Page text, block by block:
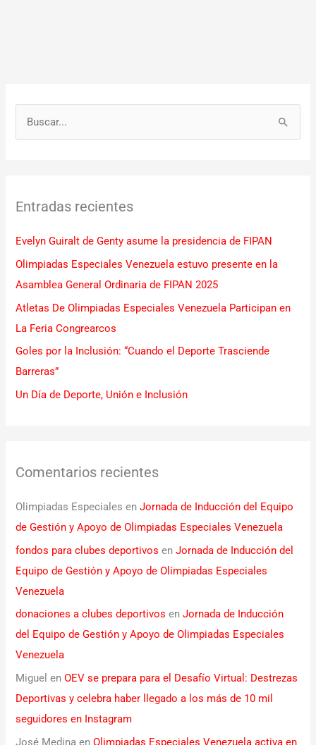
a
p
o
r
:
Entradas recientes
Evelyn Guiralt de Genty asume la presidencia de FIPAN
Olimpiadas Especiales Venezuela estuvo presente en la
Asamblea General Ordinaria de FIPAN 2025
Atletas De Olimpiadas Especiales Venezuela Participan en
La Feria Congrearcos
Goles por la Inclusión: “Cuando el Deporte Trasciende
Barreras”
Un Día de Deporte, Unión e Inclusión
Comentarios recientes
Olimpiadas Especiales enJornada de Inducción del Equipo
de Gestión y Apoyo de Olimpiadas Especiales Venezuela
fondos para clubes deportivos enJornada de Inducción del
Equipo de Gestión y Apoyo de Olimpiadas Especiales
Venezuela
donaciones a clubes deportivos enJornada de Inducción
del Equipo de Gestión y Apoyo de Olimpiadas Especiales
Venezuela
Miguel enOEV se prepara para el Desafío Virtual: Destrezas
Deportivas y celebra haber llegado a los más de 10 mil
seguidores en Instagram
José Medina enOlimpiadas Especiales Venezuela activa en